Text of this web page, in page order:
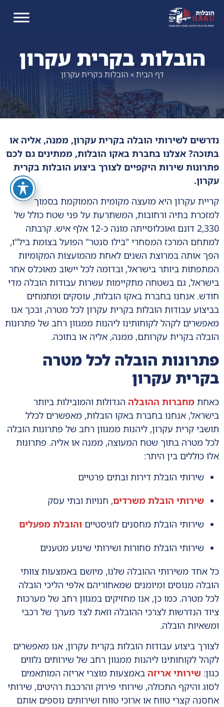
הובלות בקרית עקרון
דף הבית» הובלות בקרית עקרון
נדרשים לשירותי הובלה בקרית עקרון, ממנה, אליה או
בתוכה? אצלנו בחברת באקו הובלות, ממתינים גם לכם
פתרונות שירות היקפיים לצורך ביצוע הובלות בקרית
עקרון.
קריית עקרון היא מועצה מקומית הממוקמת בסמוך
למזכרת בתיה ורחובות, המשתרעת על פני שטח כולל של
2,330 דונם ואוכלוסייתה מונה כ-12 אלף איש. קרבתה
למתחם המרכז המסחרי "בילו סנטר" הפועל בצומת ביל"ו,
הפך אותה במרוצת השנים לאחת מהמועצות המקומיות
המתפתות ביותר בישראל, ובדומה לכל יישוב מאוכלס אחר
בישראל, גם בשטחה מתקיימות עשרות עבודות הובלה מדי
חודש. אנחנו בחברת באקו הובלות, עוסקים ומתמחים
בביצוע עבודות הובלות בקרית עקרון לכל מטרה, ובכך אנו
מאפשרים לקהל לקוחותינו ליהנות ממגוון רחב של פתרונות
הובלה בקרית עקרותם, ממנה, אליה או בתוכה.
פתרונות הובלה לכל מטרה
בקרית עקרון
כאחת מחברות ההובלה הגדולות והמובילות ביותר
בישראל, אנחנו בחברת באקו הובלות, מאפשרים לכלל
תושבי קרית עקרון, ליהנות ממגוון רחב של פתרונות הובלה
לכל מטרה בתוך שטח המעוצה, ממנה או אליה. פתרונות
אלו כוללים בין היתר:
שירותי הובלת דירות ובתים פרטיים
שירותי הובלת משרדים, חנויות ובתי עסק
שירותי הובלת מחסנים לוגיסטיים והובלת מפעלים
שירותי הובלת סחורות ושירותי שינוע מטענים
כל אחד משירותי ההובלה שלנו, מיושם באמצעות צוותי
הובלה מנוסים ומיומנים שמאחוריהם אלפי הליכי הובלה
לכל מטרה. כמו כן, אנו מחזיקים במגוון רחב של מערכות
ציוד הנדרשות לצרכי ההובלה וזאת לצד מערך של רכבי
ומשאיות הובלה.
לצורך ביצוע עבודות הובלות בקרית עקרון, אנו מאפשרים
לקהל לקוחותינו ליהנות ממגוון רחב של שירותים נלווים
כגון: שירותי אריזה באמצעות מוצרי אריזה המותאמים
לסוג והיקף התכולה, שירותי פירוק והרכבת רהיטים, שירותי
אחסנה קצרי טווח או ארוכי טווח ושירותים נוספים אותם